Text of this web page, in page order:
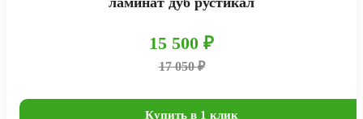
15 500 ₽
17 050 ₽
Купить в 1 клик